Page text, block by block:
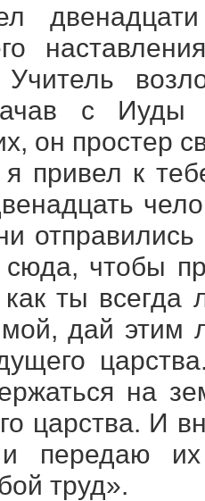
с Иуды
он простер
привел к
чтобы
ты
дай этим
на
царства. И
передаю
труд».